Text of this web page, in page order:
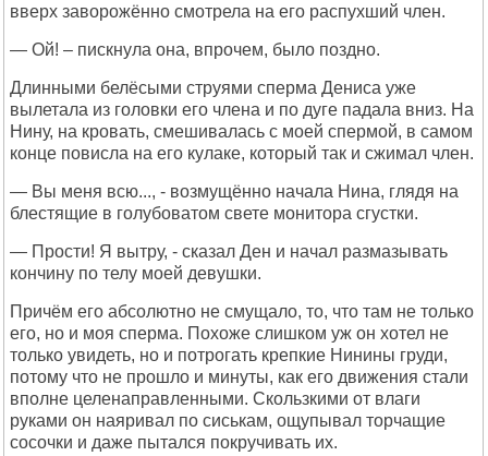
вверх заворожённо смотрела на его распухший член.
— Ой! – пискнула она, впрочем, было поздно.
Длинными белёсыми струями сперма Дениса уже
вылетала из головки его члена и по дуге падала вниз. На
Нину, на кровать, смешивалась с моей спермой, в самом
конце повисла на его кулаке, который так и сжимал член.
— Вы меня всю..., - возмущённо начала Нина, глядя на
блестящие в голубоватом свете монитора сгустки.
— Прости! Я вытру, - сказал Ден и начал размазывать
кончину по телу моей девушки.
Причём его абсолютно не смущало, то, что там не только
его, но и моя сперма. Похоже слишком уж он хотел не
только увидеть, но и потрогать крепкие Нинины груди,
потому что не прошло и минуты, как его движения стали
вполне целенаправленными. Скользкими от влаги
руками он наяривал по сиськам, ощупывал торчащие
сосочки и даже пытался покручивать их.